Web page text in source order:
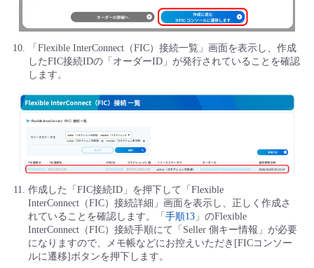
「Flexible InterConnect（FIC）接続一覧」画面を表示し、作成
したFIC接続IDの「オーダーID」が発行されていることを確認
します。
作成した「FIC接続ID」を押下して「Flexible
InterConnect（FIC）接続詳細」画面を表示し、正しく作成さ
れていることを確認します。「 手順13 」のFlexible
InterConnect（FIC）接続手順にて「Seller 側キー情報」が必要
になりますので、メモ帳などにお控えいただき[FICコンソー
ルに遷移]ボタンを押下します。